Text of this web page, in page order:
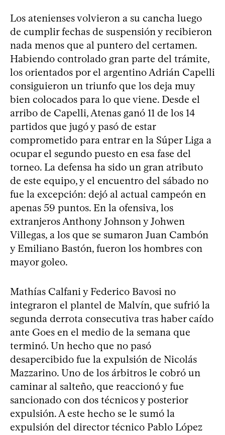
Los atenienses volvieron a su cancha luego
de cumplir fechas de suspensión y recibieron
nada menos que al puntero del certamen.
Habiendo controlado gran parte del trámite,
los orientados por el argentino Adrián Capelli
consiguieron un triunfo que los deja muy
bien colocados para lo que viene. Desde el
arribo de Capelli, Atenas ganó 11 de los 14
partidos que jugó y pasó de estar
comprometido para entrar en la Súper Liga a
ocupar el segundo puesto en esa fase del
torneo. La defensa ha sido un gran atributo
de este equipo, y el encuentro del sábado no
fue la excepción: dejó al actual campeón en
apenas 59 puntos. En la ofensiva, los
extranjeros Anthony Johnson y Johwen
Villegas, a los que se sumaron Juan Cambón
y Emiliano Bastón, fueron los hombres con
mayor goleo.
Mathías Calfani y Federico Bavosi no
integraron el plantel de Malvín, que sufrió la
segunda derrota consecutiva tras haber caído
ante Goes en el medio de la semana que
terminó. Un hecho que no pasó
desapercibido fue la expulsión de Nicolás
Mazzarino. Uno de los árbitros le cobró un
caminar al salteño, que reaccionó y fue
sancionado con dos técnicos y posterior
expulsión. A este hecho se le sumó la
expulsión del director técnico Pablo López